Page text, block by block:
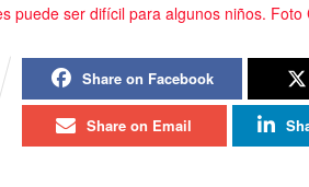
puede ser difícil para algunos niños. Foto
Share on Facebook
Share on Email